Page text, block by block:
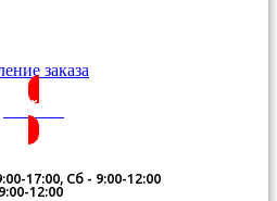
заказа
ВОЙТИ
17:00, Сб - 9:00-12:00
12:00